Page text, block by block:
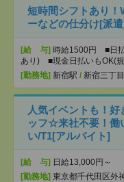
短時間シフトあり
ーなどの仕分け[派
[給 与] 時給1500円 ■日
あり) ■現金日払いもOK(
[勤務地] 新宿駅 / 新宿三丁
人気イベントも！
ッフ☆来社不要！働
い/T1[アルバイト]
[給 与] 日給13,000円～
[勤務地] 東京都千代田区外